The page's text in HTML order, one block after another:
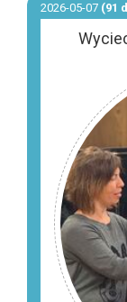
2026-05-07 (91